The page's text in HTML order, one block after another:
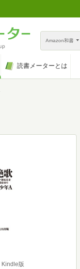
Amazon和書
読書メーターとは
Kindle版